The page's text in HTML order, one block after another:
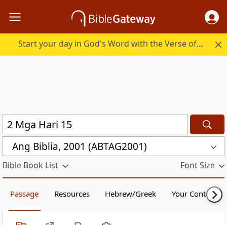
Start your day in God's Word with the Verse of the Day.
Ang Biblia, 2001 (ABTAG2001)
Bible Book List Font Size
Passage Resources Hebrew/Greek Your Content